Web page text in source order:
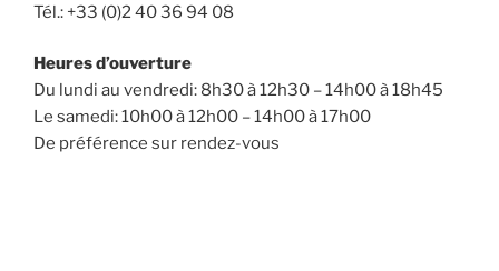
Tél.: +33 (0)2 40 36 94 08
Heures d’ouverture
Du lundi au vendredi: 8h30 à 12h30 – 14h00 à 18h45
Le samedi: 10h00 à 12h00 – 14h00 à 17h00
De préférence sur rendez-vous